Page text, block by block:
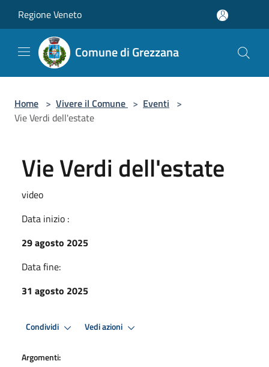
Regione Veneto
Comune di Grezzana
Home > Vivere il Comune > Eventi >
Vie Verdi dell'estate
Vie Verdi dell'estate
video
Data inizio :
29 agosto 2025
Data fine:
31 agosto 2025
Condividi Vedi azioni
Argomenti: